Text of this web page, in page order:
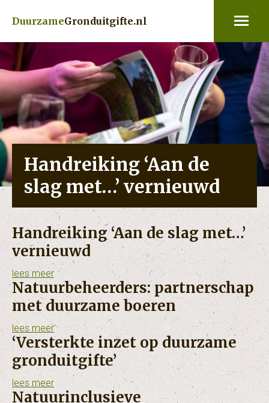
DuurzameGronduitgifte.nl
Handreiking ‘Aan de
slag met…’ vernieuwd
Thema:Bodem
Handreiking ‘Aan de slag met…’
vernieuwd
lees meer
Natuurbeheerders: partnerschap
met duurzame boeren
lees meer
‘Versterkte inzet op duurzame
gronduitgifte’
lees meer
Natuurinclusieve